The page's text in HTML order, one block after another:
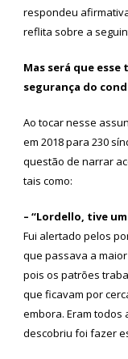
respondeu
reflita sobre a
Mas será que
segurança do
Ao tocar nesse
em 2018 para 230
questão de narrar
tais como:
– “Lordello, tive
Fui alertado pelos
que passava a
pois os patrões
que ficavam por
embora. Eram todos
descobriu foi fazer